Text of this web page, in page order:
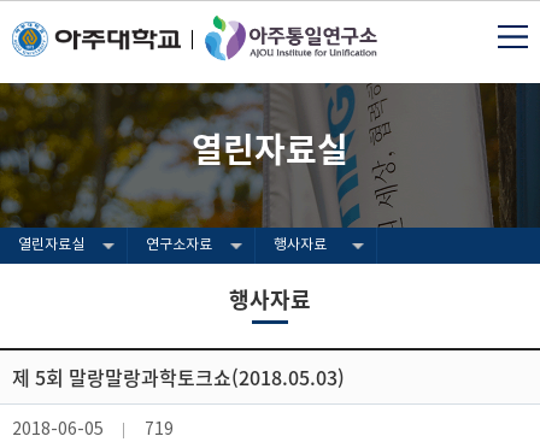
열린자료실
열린자료실 연구소자료 행사자료
행사자료
제 5회 말랑말랑과학토크쇼(2018.05.03)
2018-06-05 719